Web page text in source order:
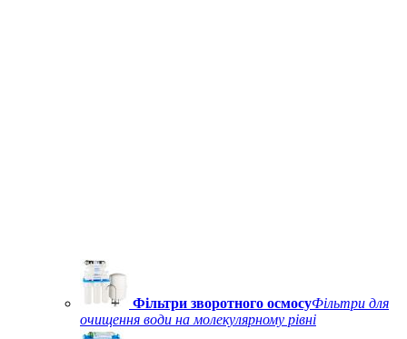
Фільтри зворотного осмосуФільтри для
очищення води на молекулярному рівні